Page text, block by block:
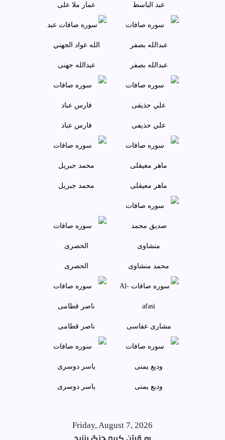
عبد الباسط عمار ملا علی
عبدالله بصفر عبدالله جهنی
علي حذيفی فارس عباد
ماهر معيقلی محمد جبريل
محمد منشاوی الحصری
مشاری عفاسی ناصر قطامی
وديع يمنی ياسر دوسری
Friday, August 7, 2026